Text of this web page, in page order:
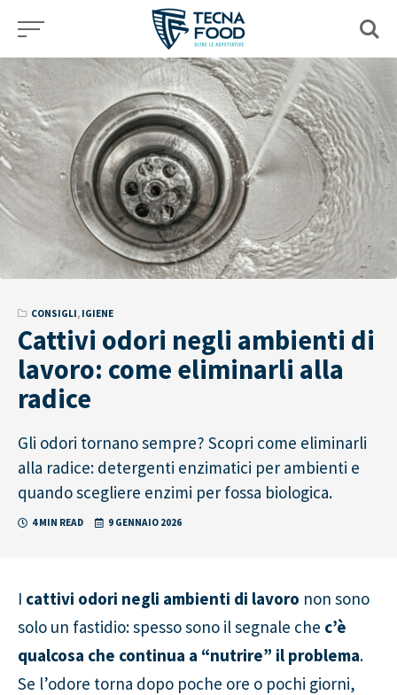
content
CONSIGLI, IGIENE
Cattivi odori negli ambienti di
lavoro: come eliminarli alla
radice
Gli odori tornano sempre? Scopri come eliminarli
alla radice: detergenti enzimatici per ambienti e
quando scegliere enzimi per fossa biologica.
4 MIN READ 9 GENNAIO 2026
I cattivi odori negli ambienti di lavoro non sono
solo un fastidio: spesso sono il segnale che c’è
qualcosa che continua a “nutrire” il problema.
Se l’odore torna dopo poche ore o pochi giorni,